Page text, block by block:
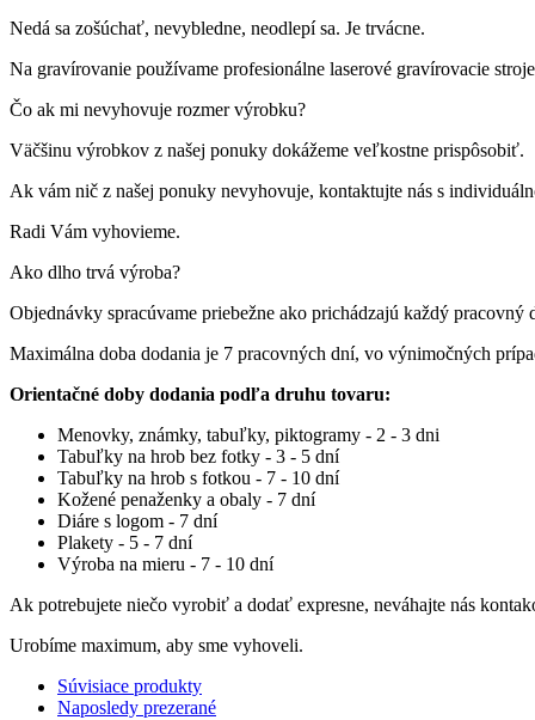
Nedá sa zošúchať, nevybledne, neodlepí sa. Je trvácne.
Na gravírovanie používame profesionálne laserové gravírovacie
Čo ak mi nevyhovuje rozmer výrobku?
Väčšinu výrobkov z našej ponuky dokážeme veľkostne prispôsobiť.
Ak vám nič z našej ponuky nevyhovuje, kontaktujte nás s
Radi Vám vyhovieme.
Ako dlho trvá výroba?
Objednávky spracúvame priebežne ako prichádzajú každý pracovný
Maximálna doba dodania je 7 pracovných dní, vo výnimočných
Orientačné doby dodania podľa druhu tovaru:
Menovky, známky, tabuľky, piktogramy - 2 - 3 dni
Tabuľky na hrob bez fotky - 3 - 5 dní
Tabuľky na hrob s fotkou - 7 - 10 dní
Kožené penaženky a obaly - 7 dní
Diáre s logom - 7 dní
Plakety - 5 - 7 dní
Výroba na mieru - 7 - 10 dní
Ak potrebujete niečo vyrobiť a dodať expresne, neváhajte nás
Urobíme maximum, aby sme vyhoveli.
Súvisiace produkty
Naposledy prezerané